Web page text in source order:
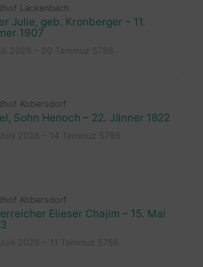
Lackenbach
Julie, geb. Kronberger – 11.
1907
Kobersdorf
Sohn Henoch – 22. Jänner 1822
Kobersdorf
Elieser Chajim – 15. Mai